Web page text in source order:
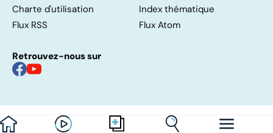
Charte d'utilisation
Index thématique
Flux RSS
Flux Atom
Retrouvez-nous sur